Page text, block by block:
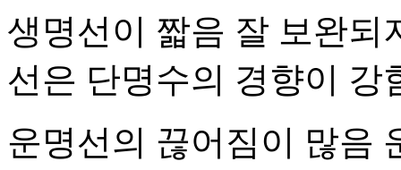
생명선이 짧음 잘 보완되
선은 단명수의 경향이 강
운명선의 끊어짐이 많음